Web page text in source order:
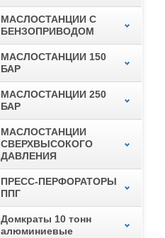
МАСЛОСТАНЦИИ С
БЕНЗОПРИВОДОМ
МАСЛОСТАНЦИИ 150
БАР
МАСЛОСТАНЦИИ 250
БАР
МАСЛОСТАНЦИИ
СВЕРХВЫСОКОГО
ДАВЛЕНИЯ
ПРЕСС-ПЕРФОРАТОРЫ
ППГ
Домкраты 10 тонн
алюминиевые